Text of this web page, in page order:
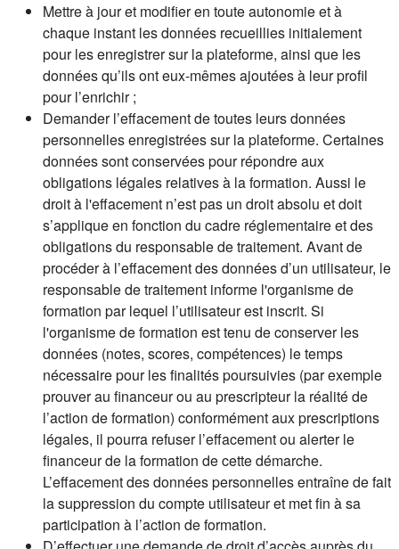
Mettre à jour et modifier en toute autonomie et à
chaque instant les données recueillies initialement
pour les enregistrer sur la plateforme, ainsi que les
données qu’ils ont eux-mêmes ajoutées à leur profil
pour l’enrichir ;
Demander l’effacement de toutes leurs données
personnelles enregistrées sur la plateforme. Certaines
données sont conservées pour répondre aux
obligations légales relatives à la formation. Aussi le
droit à l'effacement n’est pas un droit absolu et doit
s’applique en fonction du cadre réglementaire et des
obligations du responsable de traitement. Avant de
procéder à l’effacement des données d’un utilisateur, le
responsable de traitement informe l'organisme de
formation par lequel l’utilisateur est inscrit. Si
l'organisme de formation est tenu de conserver les
données (notes, scores, compétences) le temps
nécessaire pour les finalités poursuivies (par exemple
prouver au financeur ou au prescripteur la réalité de
l’action de formation) conformément aux prescriptions
légales, il pourra refuser l’effacement ou alerter le
financeur de la formation de cette démarche.
L’effacement des données personnelles entraîne de fait
la suppression du compte utilisateur et met fin à sa
participation à l’action de formation.